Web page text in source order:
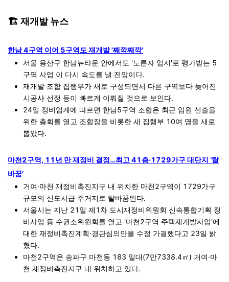
🏗️ 재개발 뉴스
한남 4구역 이어 5구역도 재개발 '째깍째깍'
서울 용산구 한남뉴타운 안에서도 '노른자 입지'로 평가받는 5
구역 사업 이 다시 속도를 낼 전망이다.
재개발 조합 집행부가 새로 구성되면서 다른 구역보다 늦어진
시공사 선정 등이 빠르게 이뤄질 것으로 보인다.
24일 정비업계에 따르면 한남5구역 조합은 최근 임원 선출을
위한 총회를 열고 조합장을 비롯한 새 집행부 10여 명을 새로
뽑았다.
마천2구역, 11년 만 재정비 결정…최고 41층·1729가구 대단지 ‘탈
바꿈’
거여·마천 재정비촉진지구 내 위치한 마천2구역이 1729가구
규모의 신도시급 주거지로 탈바꿈된다.
서울시는 지난 21일 제1차 도시재정비위원회 신속통합기획 정
비사업 등 수권소위원회를 열고 '마천2구역 주택재개발사업'에
대한 재정비촉진계획·경관심의안을 수정 가결했다고 23일 밝
혔다.
마천2구역은 송파구 마천동 183 일대(7만7338.4㎡) 거여·마
천 재정비촉진지구 내 위치하고 있다.